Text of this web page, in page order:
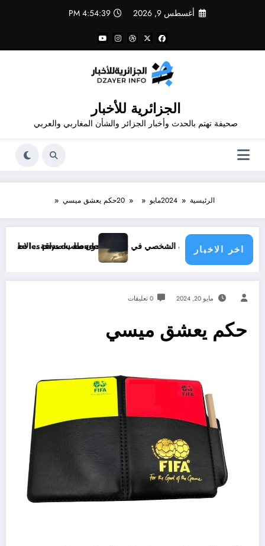
أغسطس 9, 2026 4:54:39 PM
الجزائرية للأخبار
صحيفة تهتم بالحدث وأخبار الجزائر والشأن المغاربي والعربي
الرئيسية 2024مايو 20حكم يعشق ميسي
اخر الاخبار
طلب صداقة .. الاطلاع على محتوى صفحة شخص اغلق ملفه الشخصي في فيسبوك دون طلب صداقة
menace les pays du monde
مايو 20, 2024 0 تعليقات
حكم يعشق ميسي